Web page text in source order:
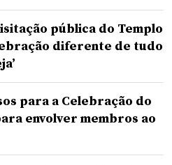
pública do Templo
diferente de tudo
para a Celebração do
envolver membros ao